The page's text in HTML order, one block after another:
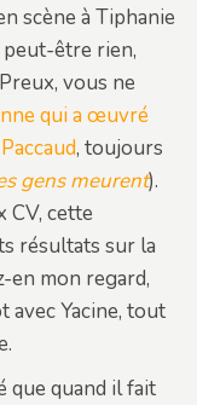
scène à Tiphanie
peut-être rien,
vous ne
qui a œuvré
, toujours
gens meurent).
CV, cette
résultats sur la
en mon regard,
avec Yacine, tout
que quand il fait